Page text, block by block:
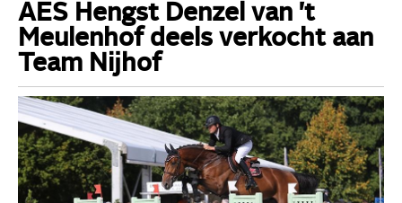
AES Hengst Denzel van 't
Meulenhof deels verkocht aan
Team Nijhof